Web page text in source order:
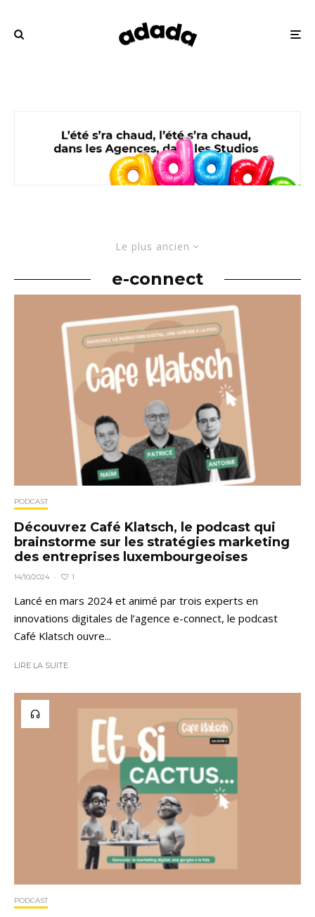
Le plus ancien
e-connect
PODCAST
Découvrez Café Klatsch, le podcast qui
brainstorme sur les stratégies marketing
des entreprises luxembourgeoises
14/10/2024 · 1
Lancé en mars 2024 et animé par trois experts en
innovations digitales de l’agence e-connect, le podcast
Café Klatsch ouvre...
LIRE LA SUITE
PODCAST